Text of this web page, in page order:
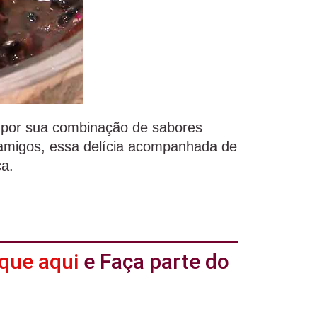
sua combinação de sabores
essa delícia acompanhada de
aqui e Faça parte do